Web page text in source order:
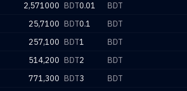
2,571000 BDT
25,7100 BDT
257,100 BDT
514,200 BDT
771,300 BDT
0.01
BDT
0.1
BDT
1
BDT
2
BDT
3
BDT